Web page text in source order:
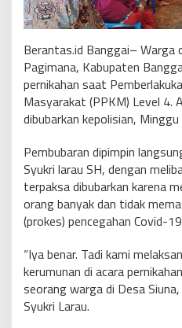
Berantas.id Banggai– Warga
Pagimana, Kabupaten
pernikahan saat
Masyarakat (PPKM) Level 4.
dibubarkan kepolisian,
Pembubaran dipimpin
Syukri larau SH, dengan
terpaksa dibubarkan karena
orang banyak dan tidak
(prokes) pencegahan Covid-
“Iya benar. Tadi kami
kerumunan di acara
seorang warga di Desa
Syukri Larau.